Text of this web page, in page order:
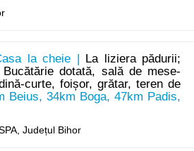
la cheie |
La liziera pădurii;
dotată, sală de mese-
curte, foișor, grătar, teren de
Beius, 34km Boga, 47km Padis,
Județul Bihor